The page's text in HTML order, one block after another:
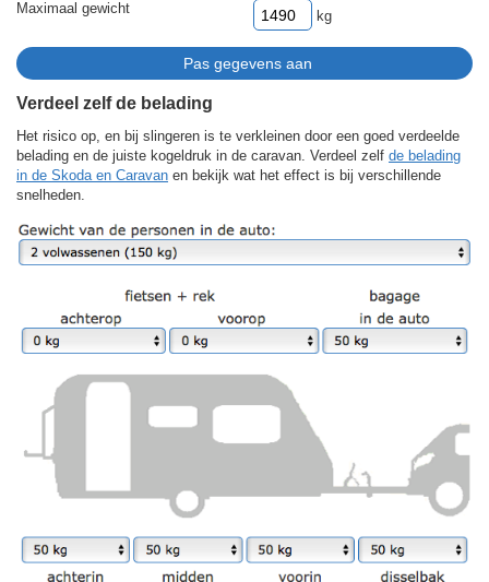
Maximaal gewicht kg
Verdeel zelf de belading
Het risico op, en bij slingeren is te verkleinen door een goed verdeelde
belading en de juiste kogeldruk in de caravan. Verdeel zelf de belading
in de Skoda en Caravan en bekijk wat het effect is bij verschillende
snelheden.